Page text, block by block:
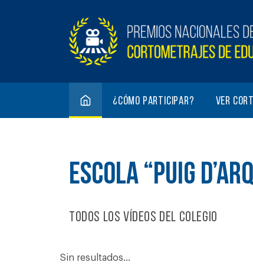
¿Cómo participar? Ver
ESCOLA “PUIG
Todos los vídeos del colegio
Sin resultados...